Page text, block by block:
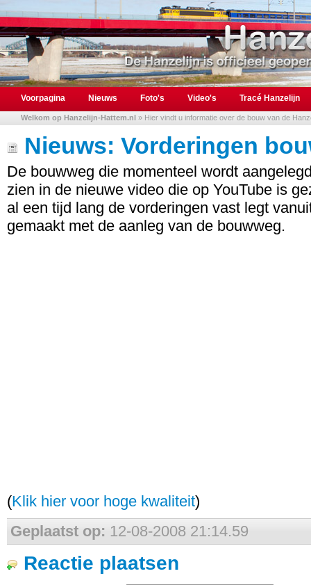
Voorpagina Nieuws Foto's Video's Tracé Hanzelijn
Welkom op Hanzelijn-Hattem.nl » Hier vindt u informatie over de bouw van de
Nieuws: Vorderingen
De bouwweg die momenteel wordt
zien in de nieuwe video die op YouTube is
al een tijd lang de vorderingen vast legt
gemaakt met de aanleg van de bouwweg.
(Klik hier voor hoge kwaliteit)
Geplaatst op: 12-08-2008 21:14.59
Reactie plaatsen